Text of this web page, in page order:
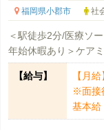
福岡県小郡市 社
＜駅徒歩2分/医療ソ
年始休暇あり＞ケアミ
【給与】
【月
※面接
基本